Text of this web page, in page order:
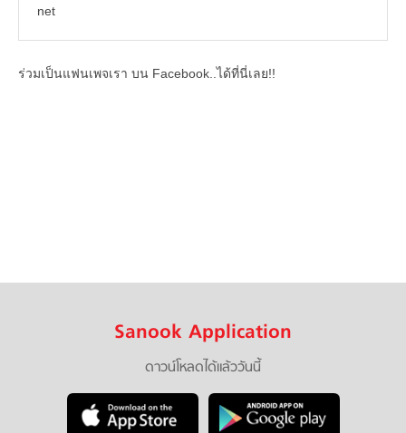
net
ร่วมเป็นแฟนเพจเรา บน Facebook..ได้ที่นี่เลย!!
Sanook Application
ดาวน์โหลดได้แล้ววันนี้